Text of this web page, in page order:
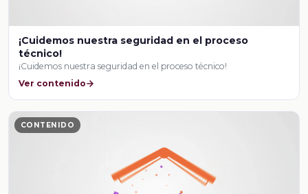
¡Cuidemos nuestra seguridad en el proceso
técnico!
¡Cuidemos nuestra seguridad en el proceso técnico!
Ver contenido
CONTENIDO